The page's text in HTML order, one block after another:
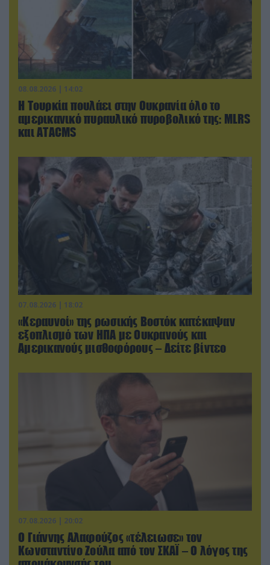
08.08.2026 | 14:02
Η Τουρκία πουλάει στην Ουκρανία όλο το
αμερικανικό πυραυλικό πυροβολικό της: MLRS
και ΑΤΑCMS
07.08.2026 | 18:02
«Κεραυνοί» της ρωσικής Βοστόκ κατέκαψαν
εξοπλισμό των ΗΠΑ με Ουκρανούς και
Αμερικανούς μισθοφόρους – Δείτε βίντεο
07.08.2026 | 20:02
Ο Γιάννης Αλαφούζος «τέλειωσε» τον
Κωνσταντίνο Ζούλα από τον ΣΚΑΪ – Ο λόγος της